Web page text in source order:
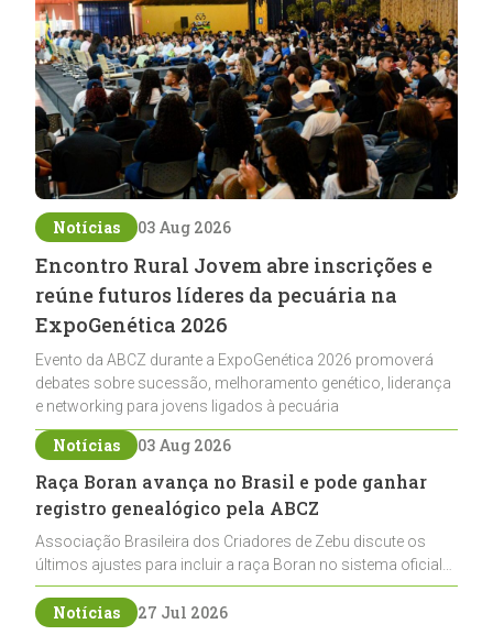
Notícias 03 Aug 2026
Encontro Rural Jovem abre inscrições e
reúne futuros líderes da pecuária na
ExpoGenética 2026
Evento da ABCZ durante a ExpoGenética 2026 promoverá
debates sobre sucessão, melhoramento genético, liderança
e networking para jovens ligados à pecuária
Notícias 03 Aug 2026
Raça Boran avança no Brasil e pode ganhar
registro genealógico pela ABCZ
Associação Brasileira dos Criadores de Zebu discute os
últimos ajustes para incluir a raça Boran no sistema oficial
de registros, abrindo caminho para sua expansão na
pecuária nacional
Notícias 27 Jul 2026